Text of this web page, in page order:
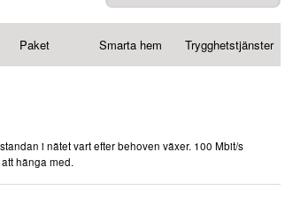
Paket Smarta hem Trygghetstjänster
i nätet vart efter behoven växer. 100 Mbit/s
hänga med.